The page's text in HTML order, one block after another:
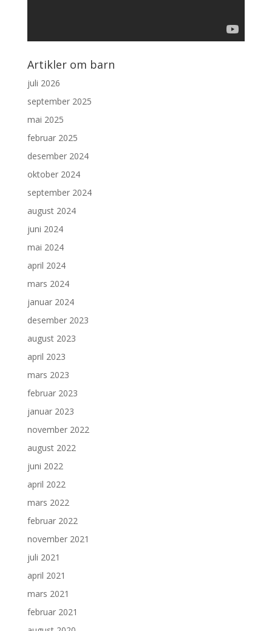
Artikler om barn
juli 2026
september 2025
mai 2025
februar 2025
desember 2024
oktober 2024
september 2024
august 2024
juni 2024
mai 2024
april 2024
mars 2024
januar 2024
desember 2023
august 2023
april 2023
mars 2023
februar 2023
januar 2023
november 2022
august 2022
juni 2022
april 2022
mars 2022
februar 2022
november 2021
juli 2021
april 2021
mars 2021
februar 2021